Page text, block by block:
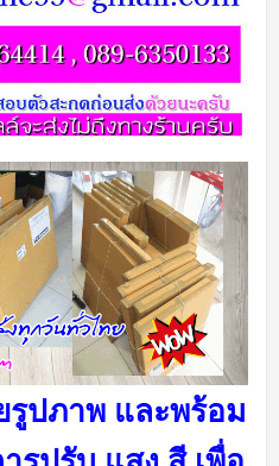
ปภาพ และพร้อม